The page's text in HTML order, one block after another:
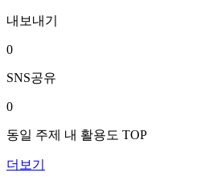
내보내기
0
SNS공유
0
동일 주제 내 활용도 TOP
더보기